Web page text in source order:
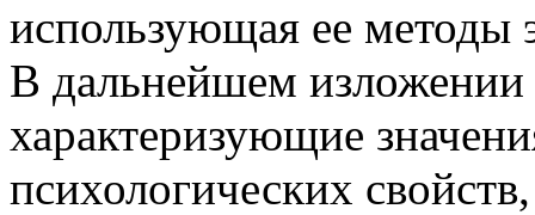
использующая ее методы
В дальнейшем изложении
характеризующие
психологических